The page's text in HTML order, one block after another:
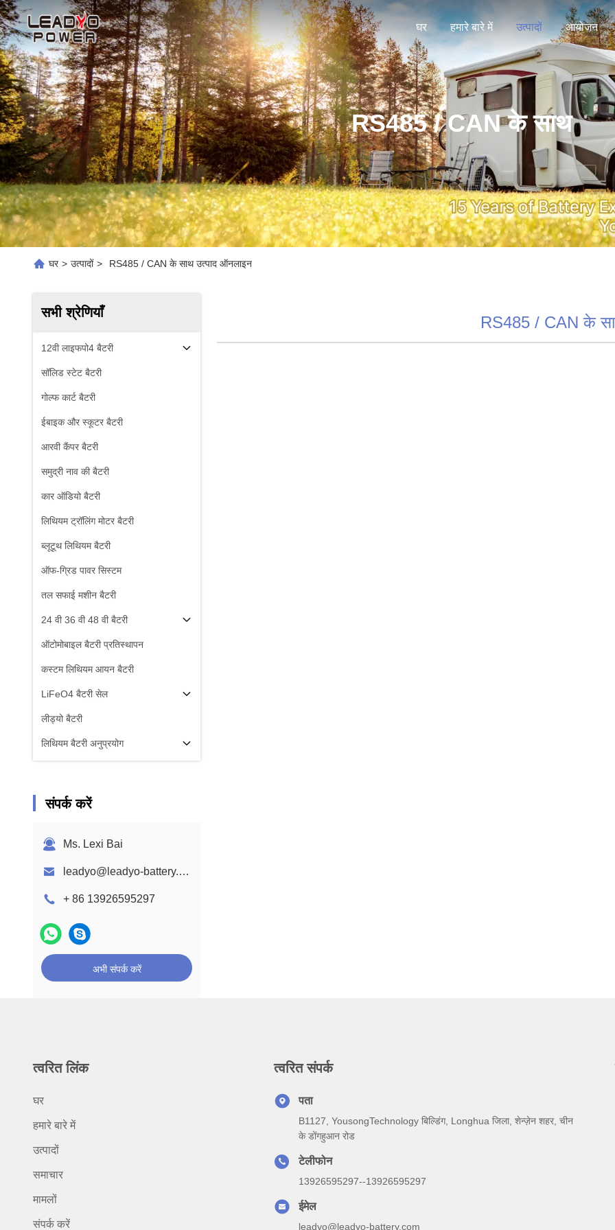
घर हमारे बारे में उत्पादों आयोजन
RS485 / CAN के साथ
घर > उत्पादों > RS485 / CAN के साथ उत्पाद ऑनलाइन
सभी श्रेणियाँ
12वी लाइफपो4 बैटरी
सॉलिड स्टेट बैटरी
गोल्फ कार्ट बैटरी
ईबाइक और स्कूटर बैटरी
आरवी कैंपर बैटरी
समुद्री नाव की बैटरी
कार ऑडियो बैटरी
लिथियम ट्रॉलिंग मोटर बैटरी
ब्लूटूथ लिथियम बैटरी
ऑफ-ग्रिड पावर सिस्टम
तल सफाई मशीन बैटरी
24 वी 36 वी 48 वी बैटरी
ऑटोमोबाइल बैटरी प्रतिस्थापन
कस्टम लिथियम आयन बैटरी
LiFeO4 बैटरी सेल
लीड्यो बैटरी
लिथियम बैटरी अनुप्रयोग
संपर्क करें
Ms. Lexi Bai
leadyo@leadyo-battery.com
+ 86 13926595297
अभी संपर्क करें
RS485 / CAN के
त्वरित लिंक
घर
हमारे बारे में
उत्पादों
समाचार
मामलों
संपर्क करें
त्वरित संपर्क
पता
B1127, YousongTechnology बिल्डिंग, Longhua जिला, शेन्ज़ेन शहर, चीन
के डोंगहुआन रोड
टेलीफोन
13926595297--13926595297
ईमेल
leadyo@leadyo-battery.com